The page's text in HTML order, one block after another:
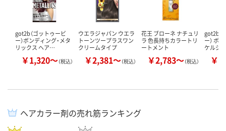
got2b（ゴットゥービ
ー）ボンディング・メタ
リックス ヘア…
￥1,320～（税込）
ウエラジャパン ウエラ
トーンツープラスワン
クリームタイプ
￥2,381～（税込）
花王 ブローネ ナチュリ
ラ 色長持ちカラートリ
ートメント
￥2,783～（税込）
got2b（
ー） ボ
ケルジ
￥
ヘアカラー剤の売れ筋ランキング